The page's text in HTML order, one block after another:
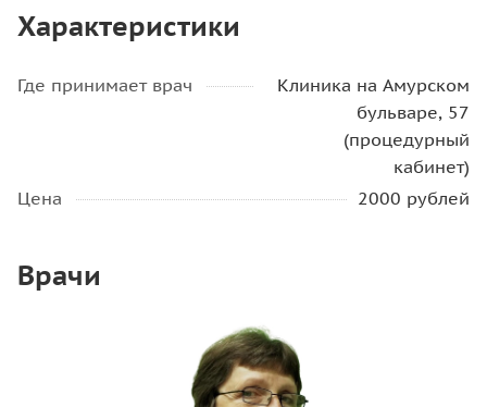
Характеристики
Где принимает врач
Клиника на Амурском
бульваре, 57
(процедурный
кабинет)
Цена
2000 рублей
Врачи